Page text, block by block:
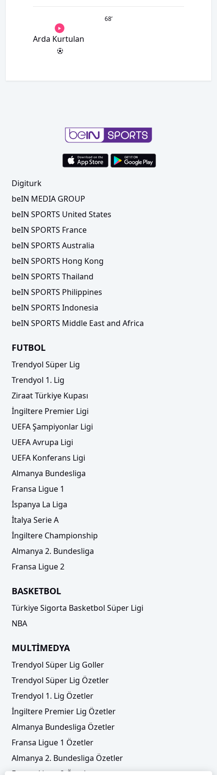
68’
Arda Kurtulan
Digiturk
beIN MEDIA GROUP
beIN SPORTS United States
beIN SPORTS France
beIN SPORTS Australia
beIN SPORTS Hong Kong
beIN SPORTS Thailand
beIN SPORTS Philippines
beIN SPORTS Indonesia
beIN SPORTS Middle East and Africa
FUTBOL
Trendyol Süper Lig
Trendyol 1. Lig
Ziraat Türkiye Kupası
İngiltere Premier Ligi
UEFA Şampiyonlar Ligi
UEFA Avrupa Ligi
UEFA Konferans Ligi
Almanya Bundesliga
Fransa Ligue 1
İspanya La Liga
İtalya Serie A
İngiltere Championship
Almanya 2. Bundesliga
Fransa Ligue 2
BASKETBOL
Türkiye Sigorta Basketbol Süper Ligi
NBA
MULTİMEDYA
Trendyol Süper Lig Goller
Trendyol Süper Lig Özetler
Trendyol 1. Lig Özetler
İngiltere Premier Lig Özetler
Almanya Bundesliga Özetler
Fransa Ligue 1 Özetler
Almanya 2. Bundesliga Özetler